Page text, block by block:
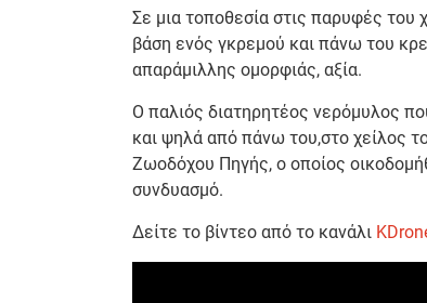
Σε μια τοποθεσία στις παρυφές του
βάση ενός γκρεμού και πάνω του
απαράμιλλης ομορφιάς, αξία.
Ο παλιός διατηρητέος νερόμυλος
και ψηλά από πάνω του,στο χείλος
Ζωοδόχου Πηγής, ο οποίος
συνδυασμό.
Δείτε το βίντεο από το κανάλι